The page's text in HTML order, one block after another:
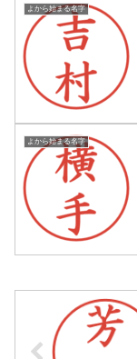
よから始まる名字
よから始まる名字